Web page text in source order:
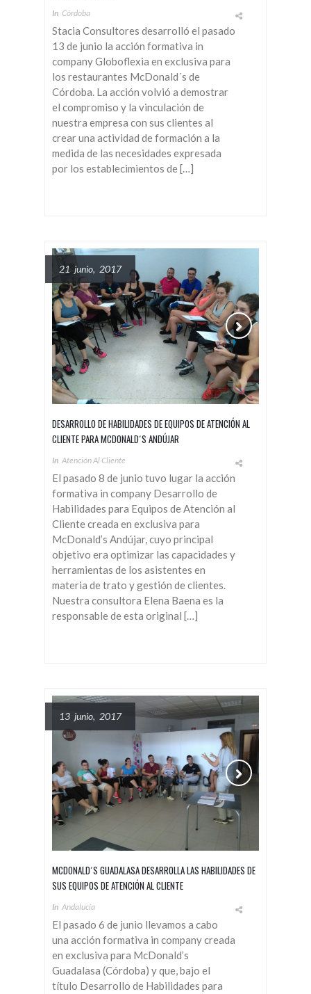
In Córdoba
Stacia Consultores desarrolló el pasado
13 de junio la acción formativa in
company Globoflexia en exclusiva para
los restaurantes McDonald´s de
Córdoba. La acción volvió a demostrar
el compromiso y la vinculación de
nuestra empresa con sus clientes al
crear una actividad de formación a la
medida de las necesidades expresada
por los establecimientos de […]
21 junio, 2017
DESARROLLO DE HABILIDADES DE EQUIPOS DE ATENCIÓN AL
CLIENTE PARA MCDONALD´S ANDÚJAR
In Atención Al Cliente
El pasado 8 de junio tuvo lugar la acción
formativa in company Desarrollo de
Habilidades para Equipos de Atención al
Cliente creada en exclusiva para
McDonald’s Andújar, cuyo principal
objetivo era optimizar las capacidades y
herramientas de los asistentes en
materia de trato y gestión de clientes.
Nuestra consultora Elena Baena es la
responsable de esta original […]
13 junio, 2017
MCDONALD´S GUADALASA DESARROLLA LAS HABILIDADES DE
SUS EQUIPOS DE ATENCIÓN AL CLIENTE
In Andalucía
El pasado 6 de junio llevamos a cabo
una acción formativa in company creada
en exclusiva para McDonald’s
Guadalasa (Córdoba) y que, bajo el
título Desarrollo de Habilidades para